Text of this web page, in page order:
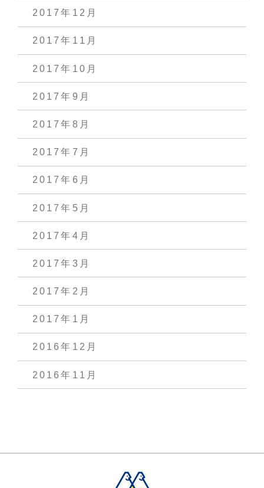
2017年12月
2017年11月
2017年10月
2017年9月
2017年8月
2017年7月
2017年6月
2017年5月
2017年4月
2017年3月
2017年2月
2017年1月
2016年12月
2016年11月